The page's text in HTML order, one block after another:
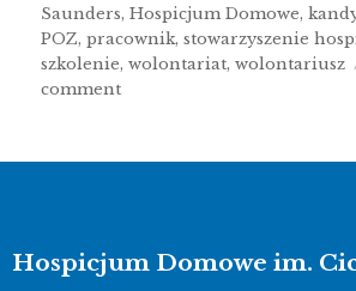
Saunders,Hospicjum Domowe,
POZ,pracownik,stowarzyszenie
szkolenie,wolontariat,wolontariusz
comment
Hospicjum Domowe im.